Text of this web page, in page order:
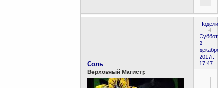
4
2
2017г.
17:47
Соль
Верховный Магистр